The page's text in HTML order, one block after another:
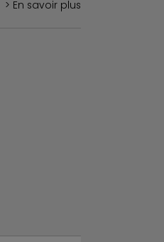
> En savoir plus